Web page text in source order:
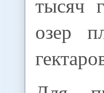
озер